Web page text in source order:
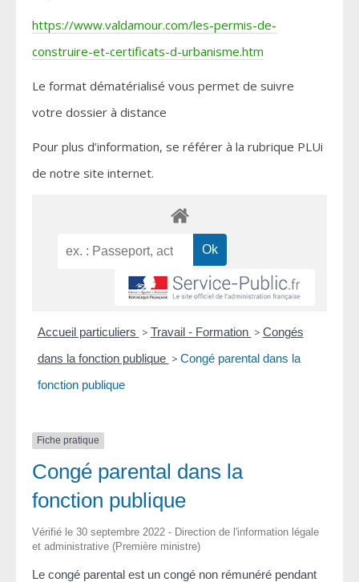
https://www.valdamour.com/les-permis-de-
construire-et-certificats-d-urbanisme.htm
Le format dématérialisé vous permet de suivre
votre dossier à distance
Pour plus d’information, se référer à la rubrique PLUi
de notre site internet.
Accueil particuliers > Travail - Formation > Congés
dans la fonction publique > Congé parental dans la
fonction publique
Fiche pratique
Congé parental dans la
fonction publique
Vérifié le 30 septembre 2022 - Direction de l'information légale
et administrative (Première ministre)
Le congé parental est un congé non rémunéré pendant